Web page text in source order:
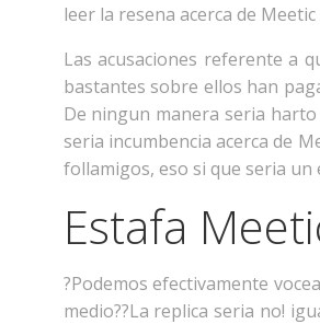
leer la resena acerca de
Las acusaciones referente a
bastantes sobre ellos han
De ningun manera seria
seria incumbencia acerca de
follamigos, eso si que seria un
Estafa
?Podemos efectivamente
medio??La replica seria no!